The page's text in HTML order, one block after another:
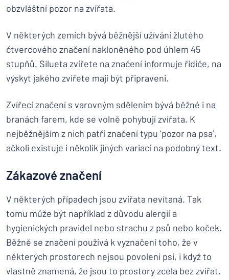
obzvláštní pozor na zvířata.
V některých zemích bývá běžnější užívání žlutého
čtvercového značení nakloněného pod úhlem 45
stupňů. Silueta zvířete na značení informuje řidiče, na
výskyt jakého zvířete mají být připraveni.
Zvířecí značení s varovným sdělením bývá běžné i na
branách farem, kde se volně pohybují zvířata. K
nejběžnějším z nich patří značení typu ’pozor na psa’,
ačkoli existuje i několik jiných variací na podobný text.
Zákazové značení
V některých případech jsou zvířata nevítaná. Tak
tomu může být například z důvodu alergií a
hygienických pravidel nebo strachu z psů nebo koček.
Běžně se značení používá k vyznačení toho, že v
některých prostorech nejsou povoleni psi, i když to
vlastně znamená, že jsou to prostory zcela bez zvířat.